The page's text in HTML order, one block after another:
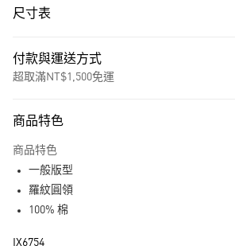
尺寸表
付款與運送方式
超取滿NT$1,500免運
LINE Pay
商品特色
商品特色
一般版型
羅紋圓領
100% 棉
IX6754